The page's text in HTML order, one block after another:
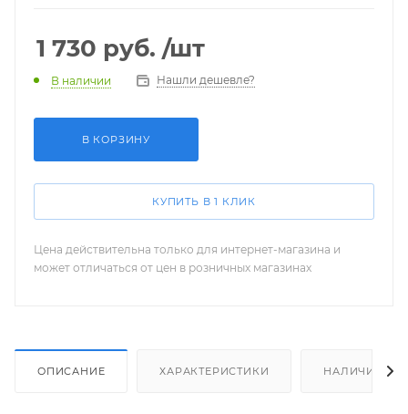
1 730 руб. /шт
В наличии Нашли дешевле?
В КОРЗИНУ
КУПИТЬ В 1 КЛИК
Цена действительна только для интернет-магазина и
может отличаться от цен в розничных магазинах
ОПИСАНИЕ ХАРАКТЕРИСТИКИ НАЛИЧИЕ